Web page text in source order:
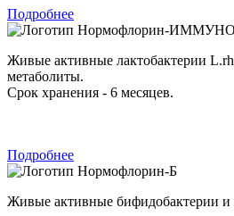
Подробнее
Нормофлорин-ИММУНО
Живые активные лактобактерии
метаболиты.
Срок хранения - 6 месяцев.
Подробнее
Нормофлорин-Б
Живые активные бифидобактерии и